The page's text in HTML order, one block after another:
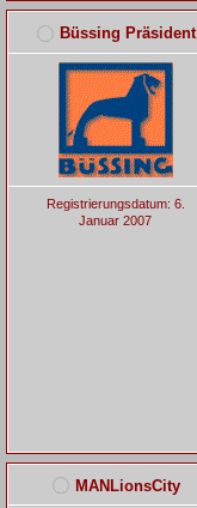
Büssing Präsident
Registrierungsdatum: 6.
Januar 2007
MANLionsCity